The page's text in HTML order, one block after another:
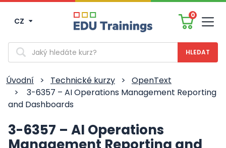
CZ
0
Vyhledávání
Úvodní > Technické kurzy >
OpenText
>
3-6357 – AI Operations Management Reporting
and Dashboards
3-6357 – AI Operations